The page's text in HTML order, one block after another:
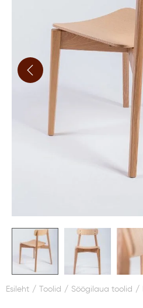
Esileht / Toolid / Söögilaua toolid /